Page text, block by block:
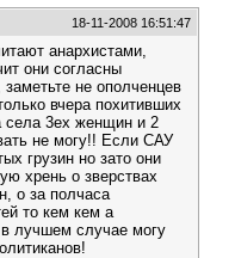
18-11-2008 16:51:47
анархистами,
они согласны
не ополченцев
вчера похитивших
села 3ех женщин и 2
не могу!! Если САУ
грузин но зато они
хрень о зверствах
о за полчаса
то кем кем а
в лучшем случае могу